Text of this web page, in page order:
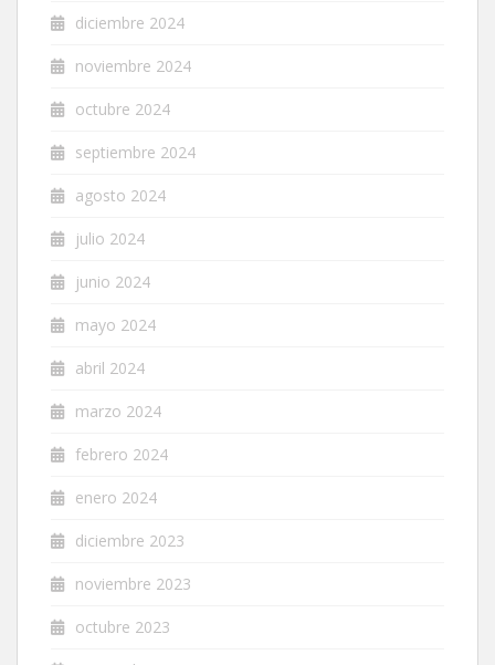
diciembre 2024
noviembre 2024
octubre 2024
septiembre 2024
agosto 2024
julio 2024
junio 2024
mayo 2024
abril 2024
marzo 2024
febrero 2024
enero 2024
diciembre 2023
noviembre 2023
octubre 2023